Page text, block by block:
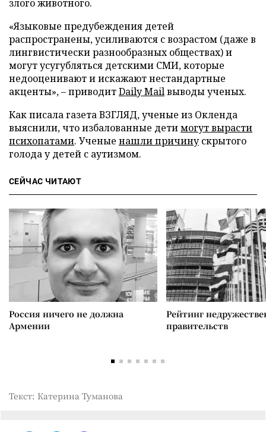
злого животного.
«Языковые предубеждения детей
распространены, усиливаются с возрастом (даже в
лингвистически разнообразных обществах) и
могут усугубляться детскими СМИ, которые
недооценивают и искажают нестандартные
акценты», – приводитDaily Mailвыводы ученых.
Как писала газета ВЗГЛЯД, ученые из Окленда
выяснили, что избалованные детимогут вырасти
психопатами. Ученые нашли причинускрытого
голода у детей с аутизмом.
СЕЙЧАС ЧИТАЮТ
Россия ничего не должна
Армении
Рейтинг
правительств
Текст: Катерина Туманова